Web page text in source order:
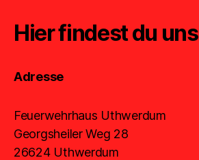
Hier findest du uns
Adresse
Feuerwehrhaus Uthwerdum
Georgsheiler Weg 28
26624 Uthwerdum